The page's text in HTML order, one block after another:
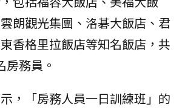
朗觀光集團、洛碁大飯店、君
香格里拉飯店等知名飯店，共
房務員。
，「房務人員一日訓練班」的